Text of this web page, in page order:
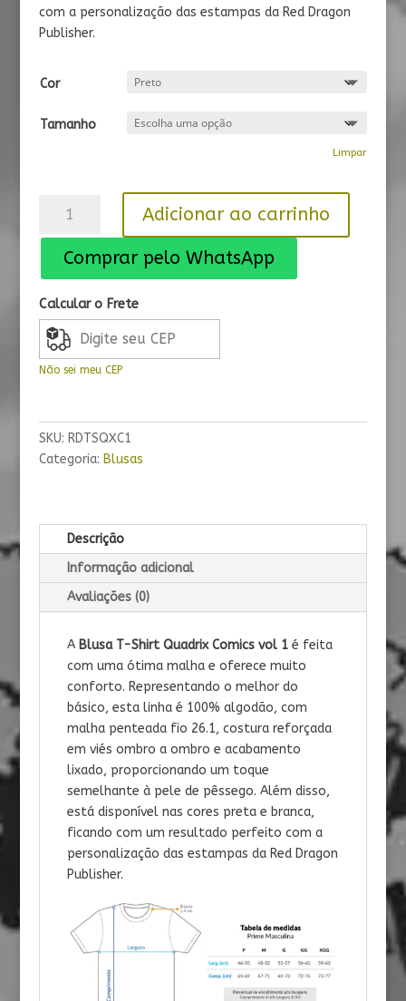
com a personalização das estampas da Red Dragon
Publisher.
Cor
Tamanho
Limpar
Quadrix
vol
quantidade
Adicionar ao carrinho
Comprar pelo WhatsApp
Calcular o Frete
Não sei meu CEP
SKU: RDTSQXC1
Categoria: Blusas
Descrição
Informação adicional
Avaliações (0)
A Blusa T-Shirt Quadrix Comics vol 1é feita
com uma ótima malha e oferece muito
conforto. Representando o melhor do
básico, esta linha é 100% algodão, com
malha penteada fio 26.1, costura reforçada
em viés ombro a ombro e acabamento
lixado, proporcionando um toque
semelhante à pele de pêssego. Além disso,
está disponível nas cores preta e branca,
ficando com um resultado perfeito com a
personalização das estampas da Red Dragon
Publisher.